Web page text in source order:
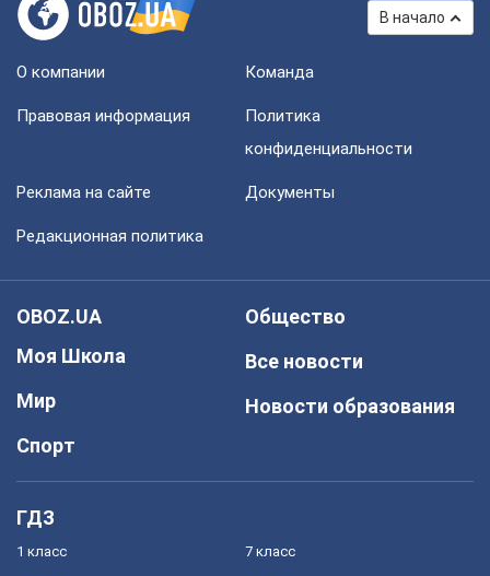
В начало
О компании Команда
Правовая информация
Политика
конфиденциальности
Реклама на сайте Документы
Редакционная политика
OBOZ.UA
Моя Школа
Мир
Спорт
Общество
Все новости
Новости образования
ГДЗ
1 класс 7 класс